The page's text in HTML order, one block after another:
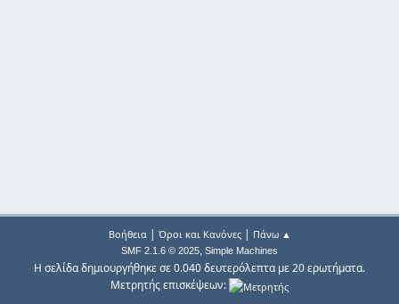
Βοήθεια| Όροι και Κανόνες| Πάνω ▲
SMF 2.1.6 © 2025, Simple Machines
Η σελίδα δημιουργήθηκε σε 0.040 δευτερόλεπτα με 20 ερωτήματα.
Μετρητής επισκέψεων: